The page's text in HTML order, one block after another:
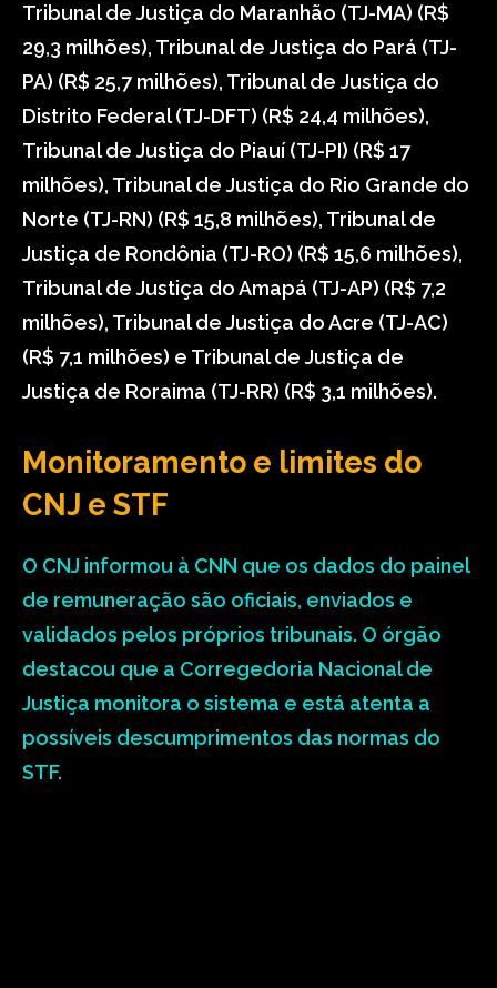
Tribunal de Justiça do Maranhão (TJ-MA) (R$
29,3 milhões), Tribunal de Justiça do Pará (TJ-
PA) (R$ 25,7 milhões), Tribunal de Justiça do
Distrito Federal (TJ-DFT) (R$ 24,4 milhões),
Tribunal de Justiça do Piauí (TJ-PI) (R$ 17
milhões), Tribunal de Justiça do Rio Grande do
Norte (TJ-RN) (R$ 15,8 milhões), Tribunal de
Justiça de Rondônia (TJ-RO) (R$ 15,6 milhões),
Tribunal de Justiça do Amapá (TJ-AP) (R$ 7,2
milhões), Tribunal de Justiça do Acre (TJ-AC)
(R$ 7,1 milhões) e Tribunal de Justiça de
Justiça de Roraima (TJ-RR) (R$ 3,1 milhões).
Monitoramento e limites do
CNJ e STF
O CNJ informou à CNN que os dados do painel
de remuneração são oficiais, enviados e
validados pelos próprios tribunais. O órgão
destacou que a Corregedoria Nacional de
Justiça monitora o sistema e está atenta a
possíveis descumprimentos das normas do
STF.